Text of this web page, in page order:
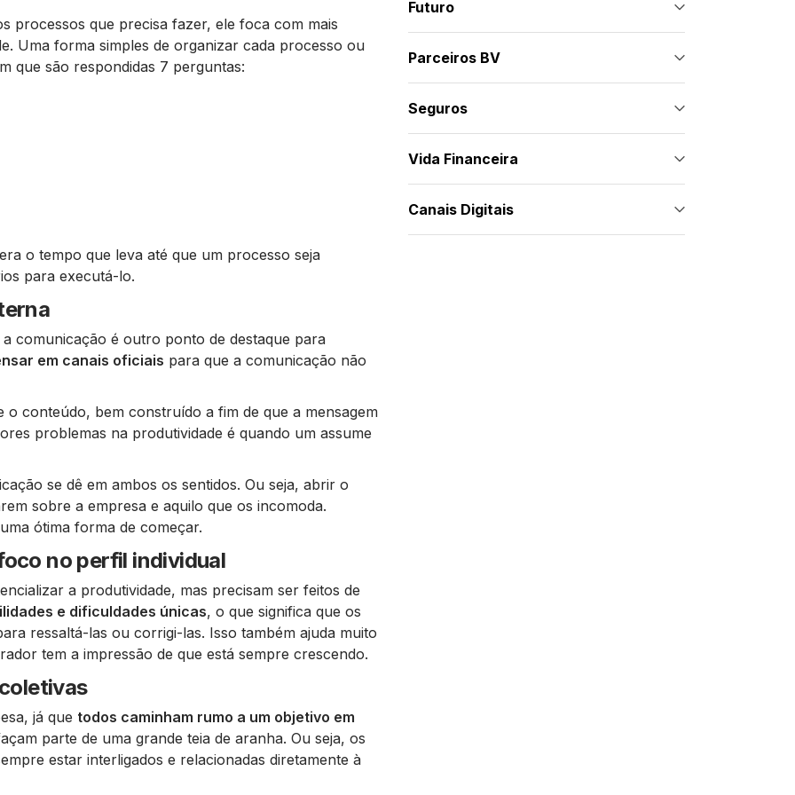
processos que precisa fazer, ele foca com mais
Uma forma simples de organizar cada processo ou
que são respondidas 7 perguntas:
o tempo que leva até que um processo seja
para executá-lo.
comunicação é outro ponto de destaque para
em canais oficiais para que a comunicação não
o conteúdo, bem construído a fim de que a mensagem
problemas na produtividade é quando um assume
se dê em ambos os sentidos. Ou seja, abrir o
sobre a empresa e aquilo que os incomoda.
ótima forma de começar.
no perfil individual
a produtividade, mas precisam ser feitos de
e dificuldades únicas, o que significa que os
ressaltá-las ou corrigi-las. Isso também ajuda muito
tem a impressão de que está sempre crescendo.
já que todos caminham rumo a um objetivo em
parte de uma grande teia de aranha. Ou seja, os
estar interligados e relacionadas diretamente à
Futuro
Parceiros BV
Seguros
Vida Financeira
Canais Digitais